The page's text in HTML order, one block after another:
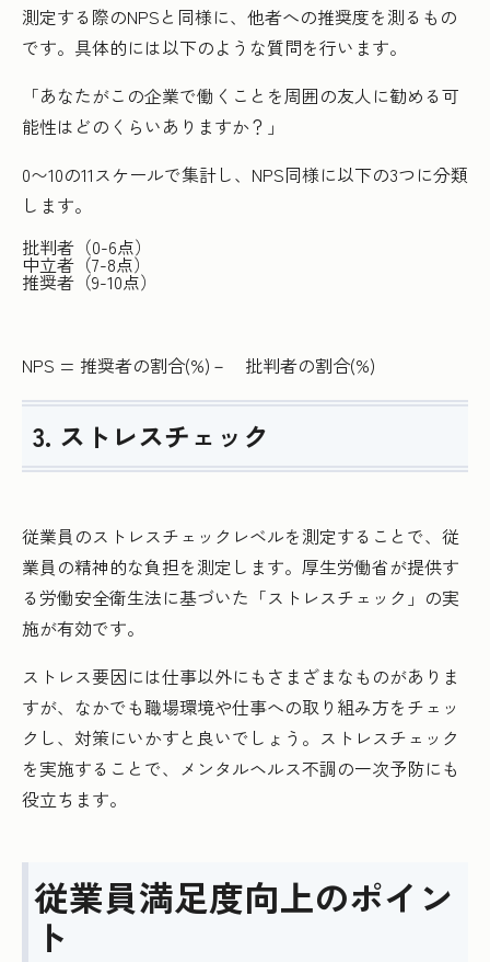
測定する際のNPSと同様に、他者への推奨度を測るもの
です。具体的には以下のような質問を行います。
「あなたがこの企業で働くことを周囲の友人に勧める可
能性はどのくらいありますか？」
0〜10の11スケールで集計し、NPS同様に以下の3つに分類
します。
批判者（0-6点）
中立者（7-8点）
推奨者（9-10点）
NPS = 推奨者の割合(%)－ 批判者の割合(%)
3. ストレスチェック
従業員のストレスチェックレベルを測定することで、従
業員の精神的な負担を測定します。厚生労働省が提供す
る労働安全衛生法に基づいた「ストレスチェック」の実
施が有効です。
ストレス要因には仕事以外にもさまざまなものがありま
すが、なかでも職場環境や仕事への取り組み方をチェッ
クし、対策にいかすと良いでしょう。ストレスチェック
を実施することで、メンタルヘルス不調の一次予防にも
役立ちます。
従業員満足度向上のポイン
ト